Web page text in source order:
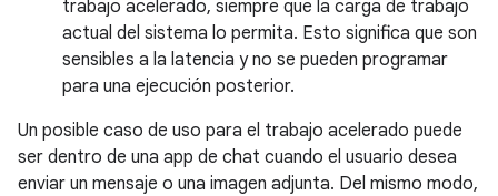
trabajo acelerado, siempre que la carga de trabajo
actual del sistema lo permita. Esto significa que son
sensibles a la latencia y no se pueden programar
para una ejecución posterior.
Un posible caso de uso para el trabajo acelerado puede
ser dentro de una app de chat cuando el usuario desea
enviar un mensaje o una imagen adjunta. Del mismo modo,